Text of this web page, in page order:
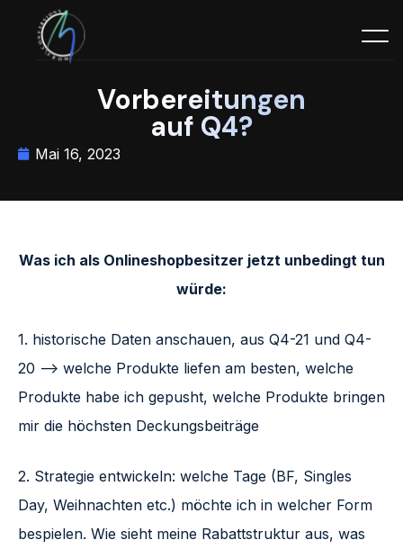
Vorbereitungen
auf Q4?
Mai 16, 2023
Was ich als Onlineshopbesitzer jetzt unbedingt tun
würde:
1. historische Daten anschauen, aus Q4-21 und Q4-
20 –> welche Produkte liefen am besten, welche
Produkte habe ich gepusht, welche Produkte bringen
mir die höchsten Deckungsbeiträge
2. Strategie entwickeln: welche Tage (BF, Singles
Day, Weihnachten etc.) möchte ich in welcher Form
bespielen. Wie sieht meine Rabattstruktur aus, was